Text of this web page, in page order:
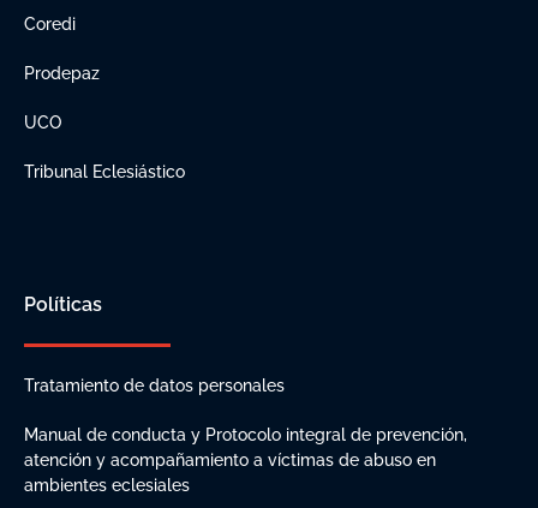
Coredi
Prodepaz
UCO
Tribunal Eclesiástico
Políticas
Tratamiento de datos personales
Manual de conducta y Protocolo integral de prevención,
atención y acompañamiento a víctimas de abuso en
ambientes eclesiales